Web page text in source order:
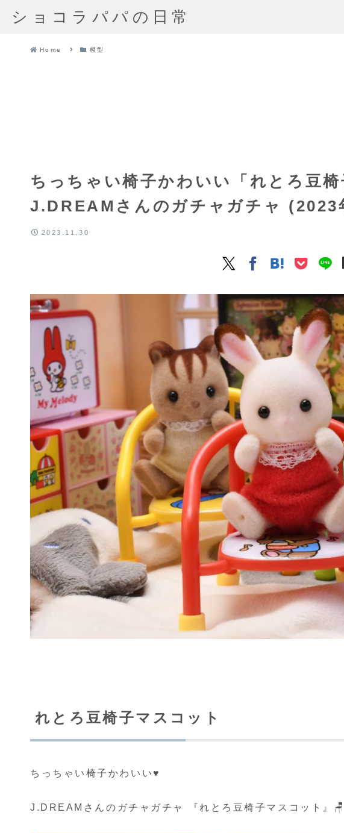
ショコラパパの日常
Home 模型
ちっちゃい椅子かわいい「れとろ豆椅
J.DREAMさんのガチャガチャ (2023
2023.11.30
れとろ豆椅子マスコット
ちっちゃい椅子かわいい♥️
J.DREAMさんのガチャガチャ 『れとろ豆椅子マスコット』🪑